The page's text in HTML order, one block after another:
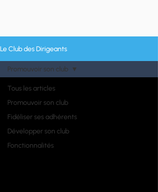
Le Club des Dirigeants
Tous les articles
Promouvoir son club
Fidéliser ses adhérents
Développer son club
Fonctionnalités
Promouvoir son club